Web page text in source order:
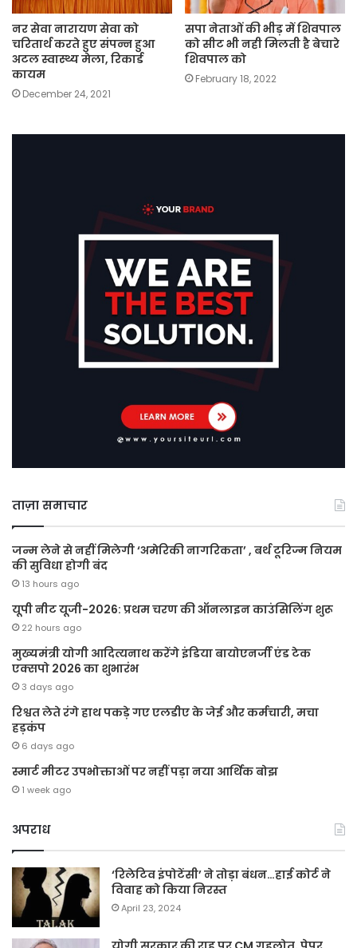
नर सेवा नारायण सेवा को
चरितार्थ करते हुए संपन्न हुआ
अटल स्वास्थ्य मेला, रिकार्ड
कायम
December 24, 2021
सपा नेताओं की भीड़ में शिवपाल
को सीट भी नही मिलती है बेचारे
शिवपाल को
February 18, 2022
ताज़ा समाचार
जन्म लेने से नहीं मिलेगी ‘अमेरिकी नागरिकता’ , बर्थ टूरिज्म नियम
की सुविधा होगी बंद
13 hours ago
यूपी नीट यूजी-2026: प्रथम चरण की ऑनलाइन काउंसिलिंग शुरू
22 hours ago
मुख्यमंत्री योगी आदित्यनाथ करेंगे इंडिया बायोएनर्जी एंड टेक
एक्सपो 2026 का शुभारंभ
3 days ago
रिश्वत लेते रंगे हाथ पकड़े गए एलडीए के जेई और कर्मचारी, मचा
हड़कंप
6 days ago
स्मार्ट मीटर उपभोक्ताओं पर नहीं पड़ा नया आर्थिक बोझ
1 week ago
अपराध
‘रिलेटिव इंपोटेंसी’ ने तोड़ा बंधन…हाई कोर्ट ने
विवाह को किया निरस्त
April 23, 2024